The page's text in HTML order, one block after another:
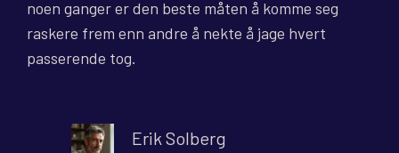
noen ganger er den beste måten å komme seg
raskere frem enn andre å nekte å jage hvert
passerende tog.
Erik Solberg